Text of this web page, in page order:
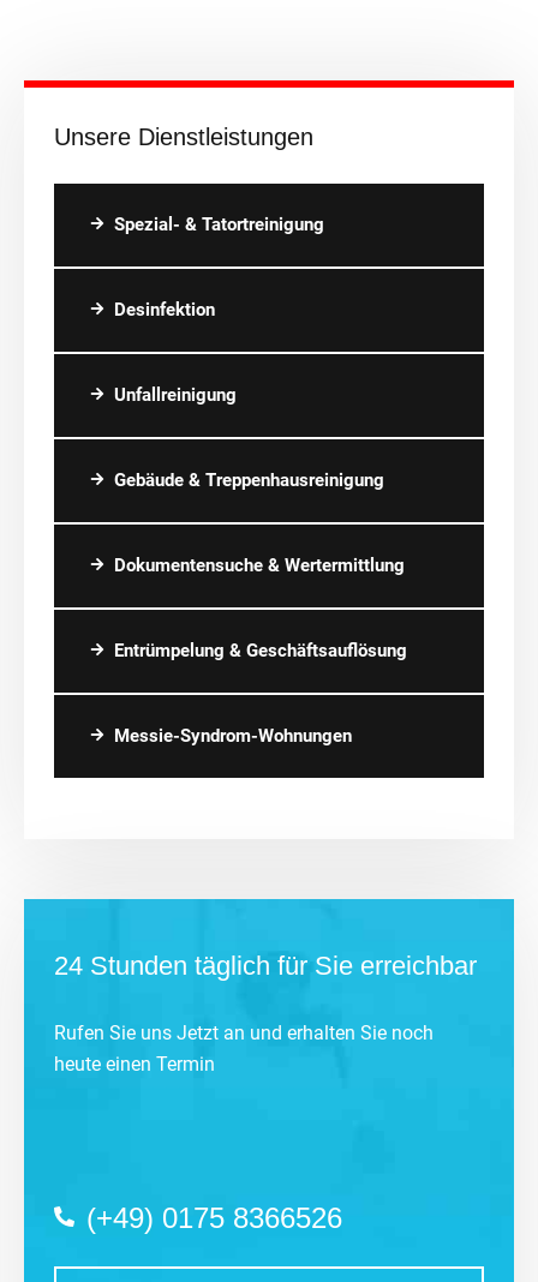
Unsere Dienstleistungen
Spezial- & Tatortreinigung
Desinfektion
Unfallreinigung
Gebäude & Treppenhausreinigung
Dokumentensuche & Wertermittlung
Entrümpelung & Geschäftsauflösung
Messie-Syndrom-Wohnungen
24 Stunden täglich für Sie erreichbar
Rufen Sie uns Jetzt an und erhalten Sie noch
heute einen Termin
(+49) 0175 8366526